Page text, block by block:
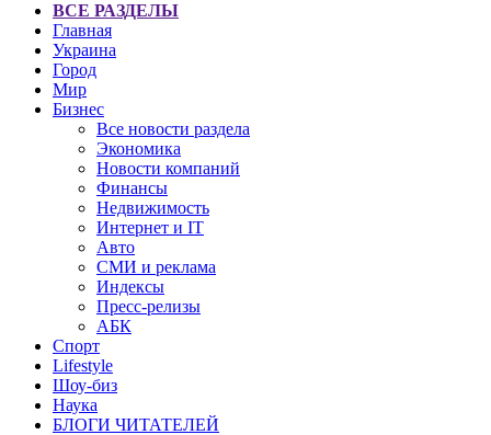
ВСЕ РАЗДЕЛЫ
Главная
Украина
Город
Мир
Бизнес
Все новости раздела
Экономика
Новости компаний
Финансы
Недвижимость
Интернет и IT
Авто
СМИ и реклама
Индексы
Пресс-релизы
АБК
Спорт
Lifestyle
Шоу-биз
Наука
БЛОГИ ЧИТАТЕЛЕЙ